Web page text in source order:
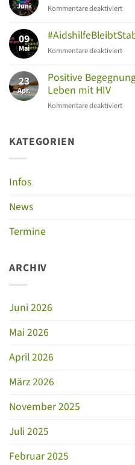
–
im
Juni Kommentare deaktiviertfür
am
11.
09
Mai Kommentare deaktiviertfür
23
Apr.
Positive
Leben mit HIV
Kommentare deaktiviertfür
KATEGORIEN
Infos
News
Termine
ARCHIV
Juni 2026
Mai 2026
April 2026
März 2026
November 2025
Juli 2025
Februar 2025